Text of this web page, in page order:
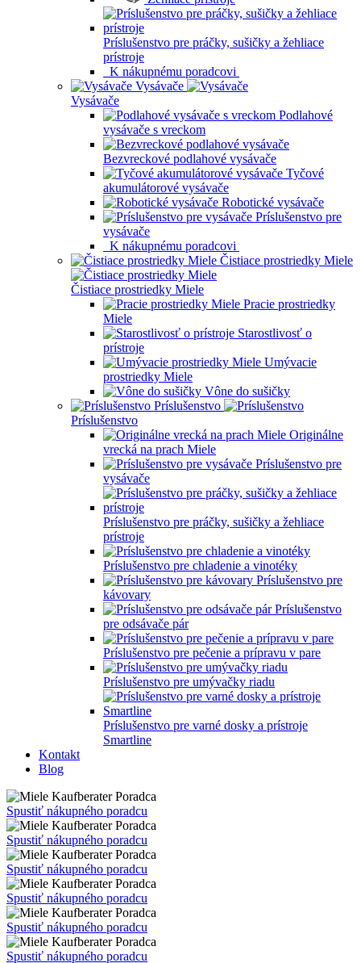
Príslušenstvo pre práčky, sušičky a žehliace
prístroje
K nákupnému poradcovi
Vysávače
Vysávače
Podlahové
vysávače s vreckom
Bezvreckové podlahové vysávače
Tyčové
akumulátorové vysávače
Robotické vysávače
Príslušenstvo pre
vysávače
K nákupnému poradcovi
Čistiace prostriedky Miele
Čistiace prostriedky Miele
Pracie prostriedky
Miele
Starostlivosť o
prístroje
Umývacie
prostriedky Miele
Vône do sušičky
Príslušenstvo
Príslušenstvo
Originálne
vrecká na prach Miele
Príslušenstvo pre
vysávače
Príslušenstvo pre práčky, sušičky a žehliace
prístroje
Príslušenstvo pre chladenie a vinotéky
Príslušenstvo pre
kávovary
Príslušenstvo
pre odsávače pár
Príslušenstvo pre pečenie a prípravu v pare
Príslušenstvo pre umývačky riadu
Príslušenstvo pre varné dosky a prístroje
Smartline
Kontakt
Blog
Poradca
Spustiť nákupného poradcu
Poradca
Spustiť nákupného poradcu
Poradca
Spustiť nákupného poradcu
Poradca
Spustiť nákupného poradcu
Poradca
Spustiť nákupného poradcu
Poradca
Spustiť nákupného poradcu